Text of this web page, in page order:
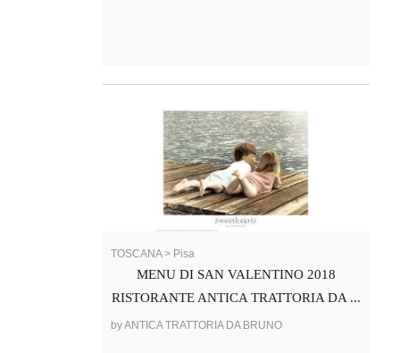
TOSCANA > Pisa
MENU DI SAN VALENTINO 2018
RISTORANTE ANTICA TRATTORIA DA ...
by ANTICA TRATTORIA DA BRUNO